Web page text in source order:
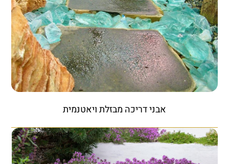
אבני דריכה מבזלת ויאטנמית